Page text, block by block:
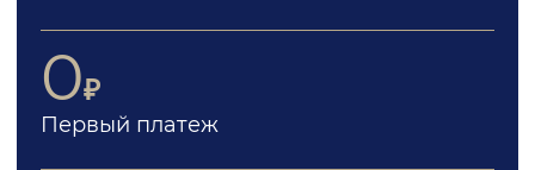
0₽
Первый платеж